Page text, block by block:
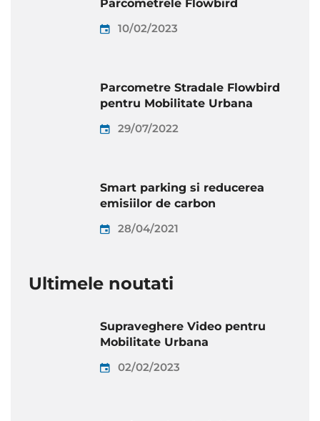
Parcometrele Flowbird
10/02/2023
Parcometre Stradale Flowbird
pentru Mobilitate Urbana
29/07/2022
Smart parking si reducerea
emisiilor de carbon
28/04/2021
Ultimele noutati
Supraveghere Video pentru
Mobilitate Urbana
02/02/2023